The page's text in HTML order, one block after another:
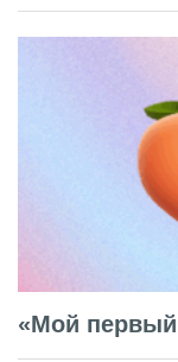
«Мой первый